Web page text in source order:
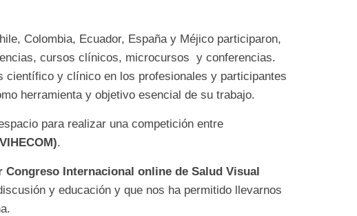
Colombia, Ecuador, España y Méjico participaron,
cursos clínicos, microcursos y conferencias.
científico y clínico en los profesionales y participantes
herramienta y objetivo esencial de su trabajo.
para realizar una competición entre
.
Congreso Internacional online de Salud Visual
y educación y que nos ha permitido llevarnos